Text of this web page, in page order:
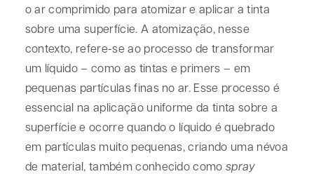
o ar comprimido para atomizar e aplicar a tinta
sobre uma superfície. A atomização, nesse
contexto, refere-se ao processo de transformar
um líquido – como as tintas e primers – em
pequenas partículas finas no ar. Esse processo é
essencial na aplicação uniforme da tinta sobre a
superfície e ocorre quando o líquido é quebrado
em partículas muito pequenas, criando uma névoa
de material, também conhecido comospray